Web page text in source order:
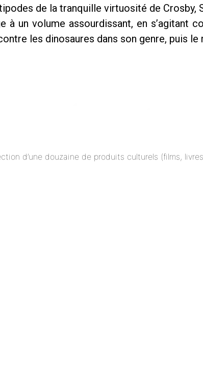
de la tranquille virtuosité de Crosby,
à un volume assourdissant, en s’agitant
les dinosaures dans son genre, puis
d’une douzaine de produits culturels (films,